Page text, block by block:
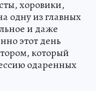
хоровики,
одну из главных
и даже
этот день
который
одаренных